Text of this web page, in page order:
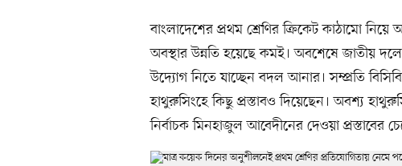
বাংলাদেশের প্রথম শ্রেণির ক্রিকেট কাঠামো
অবস্থার উন্নতি হয়েছে কমই। অবশেষে জাতীয়
উদ্যোগ নিতে যাচ্ছেন বদল আনার। সম্প্রতি
হাথুরুসিংহে কিছু প্রস্তাবও দিয়েছেন। অবশ্য
নির্বাচক মিনহাজুল আবেদীনের দেওয়া প্রস্তাবের